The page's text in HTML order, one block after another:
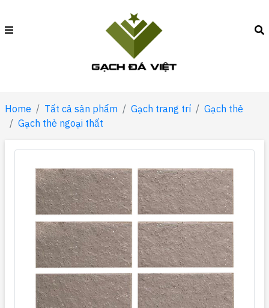
Home Tất cả sản phẩm Gạch trang trí
Gạch thẻ
Gạch thẻ ngoại thất